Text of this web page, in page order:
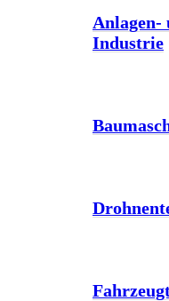
Anlagen-
Industrie